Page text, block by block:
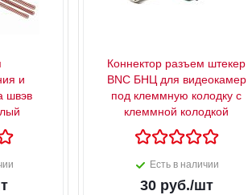
и
швэв
Коннектор разъем штекер
BNC БНЦ для видеокамер
под клеммную колодку с
клеммной колодкой
Есть в наличии
30руб./шт